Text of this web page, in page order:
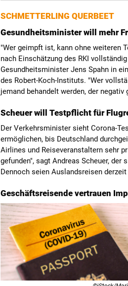
SCHMETTERLING QUERBEET
Gesundheitsminister will mehr
"Wer geimpft ist, kann ohne weiteren
nach Einschätzung des RKI
Gesundheitsminister Jens Spahn in
des Robert-Koch-Instituts. "Wer
jemand behandelt werden, der
Scheuer will Testpflicht für
Der Verkehrsminister sieht Corona-
ermöglichen, bis Deutschland
Airlines und Reiseveranstaltern sehr
gefunden", sagt Andreas Scheuer,
Dennoch seien Auslandsreisen
Geschäftsreisende vertrauen